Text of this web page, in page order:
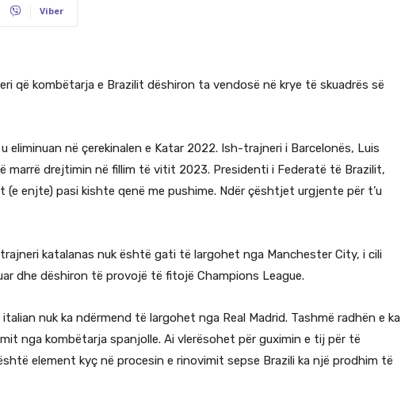
Viber
që kombëtarja e Brazilit dëshiron ta vendosë në krye të skuadrës së
eliminuan në çerekinalen e Katar 2022. Ish-trajneri i Barcelonës, Luis
marrë drejtimin në fillim të vitit 2023. Presidenti i Federatë të Brazilit,
enjte) pasi kishte qenë me pushime. Ndër çështjet urgjente për t’u
katalanas nuk është gati të largohet nga Manchester City, i cili
dhe dëshiron të provojë të fitojë Champions League.
nuk ka ndërmend të largohet nga Real Madrid. Tashmë radhën e ka
nga kombëtarja spanjolle. Ai vlerësohet për guximin e tij për të
element kyç në procesin e rinovimit sepse Brazili ka një prodhim të